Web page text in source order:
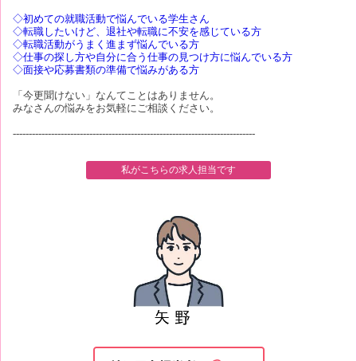
◇初めての就職活動で悩んでいる学生さん
◇転職したいけど、退社や転職に不安を感じている方
◇転職活動がうまく進まず悩んでいる方
◇仕事の探し方や自分に合う仕事の見つけ方に悩んでいる方
◇面接や応募書類の準備で悩みがある方
「今更聞けない」なんてことはありません。
みなさんの悩みをお気軽にご相談ください。
----------------------------------------------------------------------------
私がこちらの求人担当です